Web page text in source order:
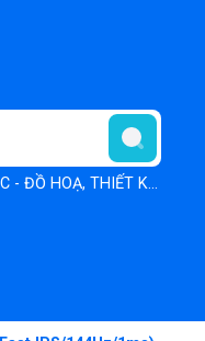
- ĐỒ HOẠ, THIẾT KẾ